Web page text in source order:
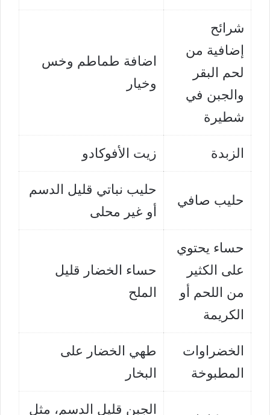
شرائح
إضافية من
لحم البقر
والجبن في
شطيرة
اضافة طماطم وخس
وخيار
الزبدة زيت الأفوكادو
حليب صافي
حليب نباتي قليل الدسم
أو غير محلى
حساء يحتوي
على الكثير
من اللحم أو
الكريمة
حساء الخضار قليل
الملح
الخضراوات
المطبوخة
طهي الخضار على
البخار
الجبن قليل الدسم، مثل